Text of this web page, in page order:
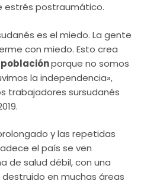
estrés postraumático.
es el miedo. La gente
con miedo. Esto crea
porque no somos
la independencia»,
trabajadores sursudanés
y las repetidas
el país se ven
de salud débil, con una
en muchas áreas